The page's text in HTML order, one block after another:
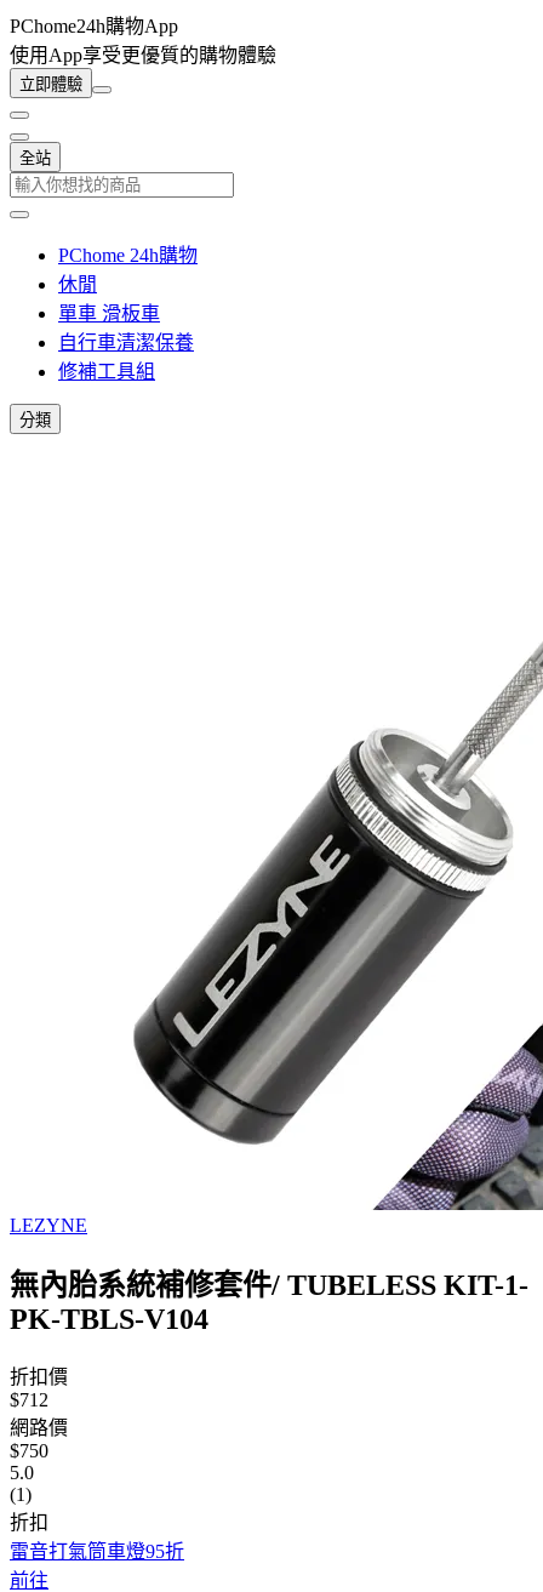
PChome24h購物App
使用App享受更優質的購物體驗
立即體驗
全站
PChome 24h購物
休閒
單車 滑板車
自行車清潔保養
修補工具組
分類
LEZYNE
無內胎系統補修套件/ TUBELESS KIT-1-
PK-TBLS-V104
折扣價
$712
網路價
$750
5.0
(1)
折扣
雷音打氣筒車燈95折
前往